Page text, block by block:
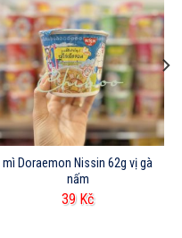
mì Doraemon Nissin 62g vị gà
nấm
39 Kč